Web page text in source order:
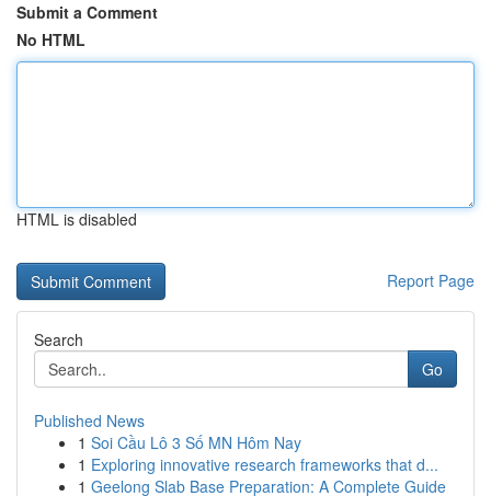
Submit a Comment
No HTML
HTML is disabled
Report Page
Search
Go
Published News
1 Soi Cầu Lô 3 Số MN Hôm Nay
1 Exploring innovative research frameworks that d...
1 Geelong Slab Base Preparation: A Complete Guide